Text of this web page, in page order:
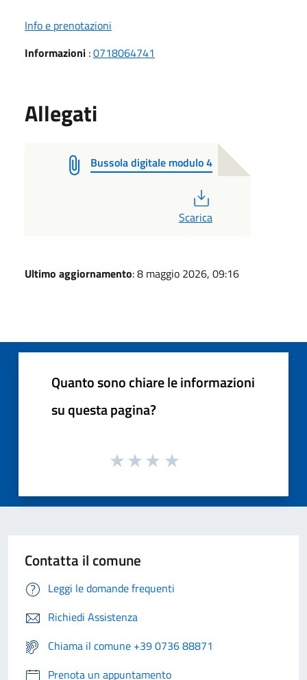
Info e prenotazioni
Informazioni :0718064741
Allegati
Bussola digitale modulo 4
Scarica
Ultimo aggiornamento: 8 maggio 2026, 09:16
Quanto sono chiare le informazioni
su questa pagina?
Contatta il comune
Leggi le domande frequenti
Richiedi Assistenza
Chiama il comune +39 0736 88871
Prenota un appuntamento